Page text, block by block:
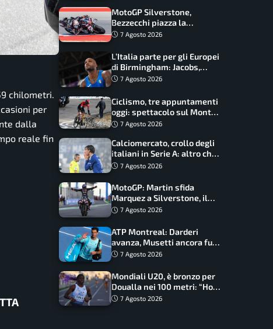
chilometri.
per
dalla
reale fin
MotoGP Silverstone,
Bezzecchi piazza la
zampata: Aprilia domina,
7 Agosto 2026
L’Italia parte per gli Europei
di Birmingham: Jacobs,
Tamberi e Battocletti
record
7 Agosto 2026
Ciclismo, tre appuntamenti
oggi: spettacolo sul Mont
Ventoux, orari e come
7 Agosto 2026
Calciomercato, crollo degli
italiani in Serie A: altro che
svolta dopo il Mondiale
7 Agosto 2026
MotoGP: Martin sfida
Marquez a Silverstone, il
programma e gli orari
7 Agosto 2026
ATP Montreal: Darderi
avanza, Musetti ancora fuori
con Jodar
7 Agosto 2026
Mondiali U20, è bronzo per
Doualla nei 100 metri: “Ho
scacciato l’ansia”
7 Agosto 2026